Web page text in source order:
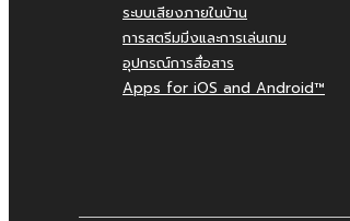
ระบบเสียงภายในบ้าน
การสตรีมมิ่งและการเล่นเกม
อุปกรณ์การสื่อสาร
Apps for iOS and Android™